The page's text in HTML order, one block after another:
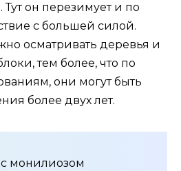
он перезимует и по
с большей силой.
осматривать деревья и
тем более, что по
они могут быть
более двух лет.
монилиозом